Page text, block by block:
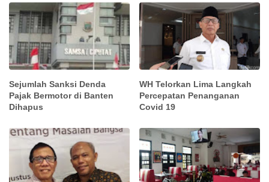
Sejumlah Sanksi Denda
Pajak Bermotor di Banten
Dihapus
WH Telorkan Lima Langkah
Percepatan Penanganan
Covid 19